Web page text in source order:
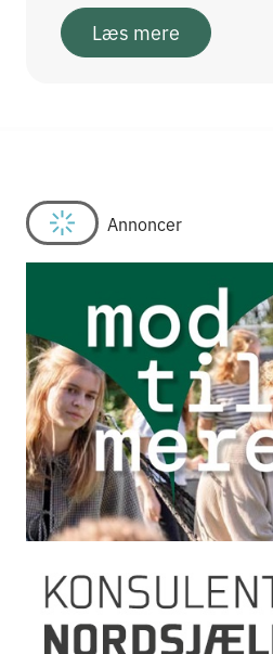
Læs mere
Annoncer